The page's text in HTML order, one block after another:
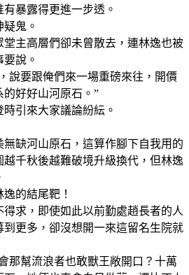
暴露得更進一步透。
鬼。
主高層們卻未曾散去，連林逸也被
說。
說要跟俺們來一場重磅來往，開價
好好山河原石。”
引來大家議論紛紜。
缺河山原石，這算作腳下自我用的
千秋後越難破境升級換代，但林逸
的結尾靶！
求，即使如此以前勤處趙長者的人
更多，卻沒想開一來這留名生院就
那幫流浪者也敢獸王敞開口？十萬